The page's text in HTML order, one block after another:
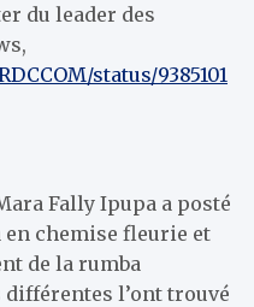
du leader des
status/9385101
Fally Ipupa a posté
en chemise fleurie et
de la rumba
l’ont trouvé